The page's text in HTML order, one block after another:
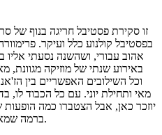
זו סקירת פסטיבל חריגה בנוף של
בפסטיבל קולנוע כלל ועיקר.
אהוב עבורי, ושהשנה נסעתי
באירוע שנתי של מוזיקה מגוונת,
וכל השילובים האפשריים בין
מאי ותחילת יוני. עם כל הכבוד
יוזכר כאן, אבל הצטברו כמה הופעות
ברמה שמאפשרת דיון קולנועי, לשמחתי הרבה.